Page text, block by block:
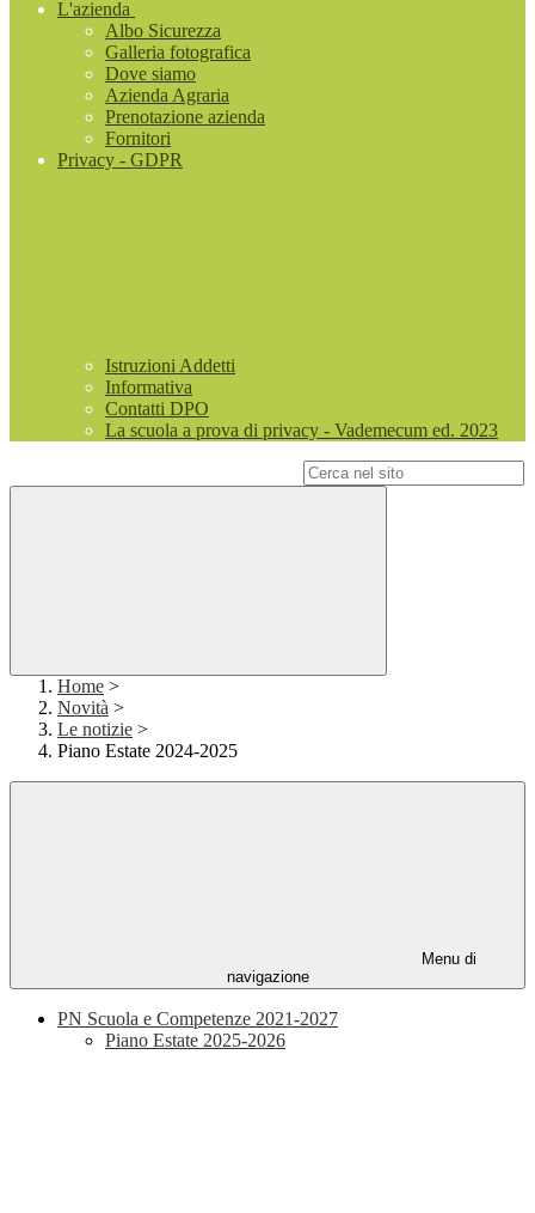
L'azienda
Albo Sicurezza
Galleria fotografica
Dove siamo
Azienda Agraria
Prenotazione azienda
Fornitori
Privacy - GDPR
Istruzioni Addetti
Informativa
Contatti DPO
La scuola a prova di privacy - Vademecum ed. 2023
Home >
Novità >
Le notizie >
Piano Estate 2024-2025
Menu di
navigazione
PN Scuola e Competenze 2021-2027
Piano Estate 2025-2026